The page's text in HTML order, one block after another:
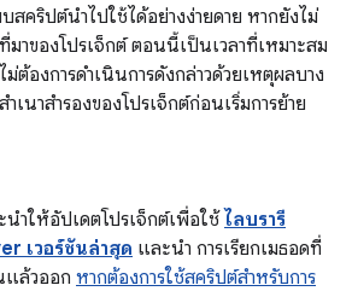
สคริปต์นำไปใช้ได้อย่างง่ายดาย หากยังไม่
าของโปรเจ็กต์ ตอนนี้เป็นเวลาที่เหมาะสม
ต้องการดำเนินการดังกล่าวด้วยเหตุผลบาง
ำเนาสำรองของโปรเจ็กต์ก่อนเริ่มการย้าย
นำให้อัปเดตโปรเจ็กต์เพื่อใช้ ไลบรารี
เวอร์ชันล่าสุด และนำ การเรียกเมธอดที่
แล้วออก หากต้องการใช้สคริปต์สำหรับการ